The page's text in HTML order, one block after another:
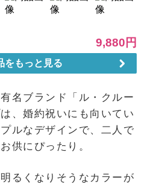
名ブランド「ル・クルー
、婚約祝いにも向いてい
ルなデザインで、二人で
供にぴったり。
るくなりそうなカラーが